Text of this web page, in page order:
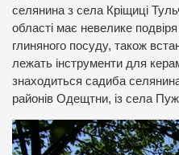
селянина з села Кріщиці
області має невелике
глиняного посуду, також
лежать інструменти для
знаходиться садиба
районів Одещтни, із села